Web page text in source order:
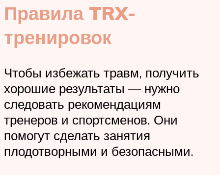
Правила TRX-
тренировок
Чтобы избежать травм, получить
хорошие результаты — нужно
следовать рекомендациям
тренеров и спортсменов. Они
помогут сделать занятия
плодотворными и безопасными.